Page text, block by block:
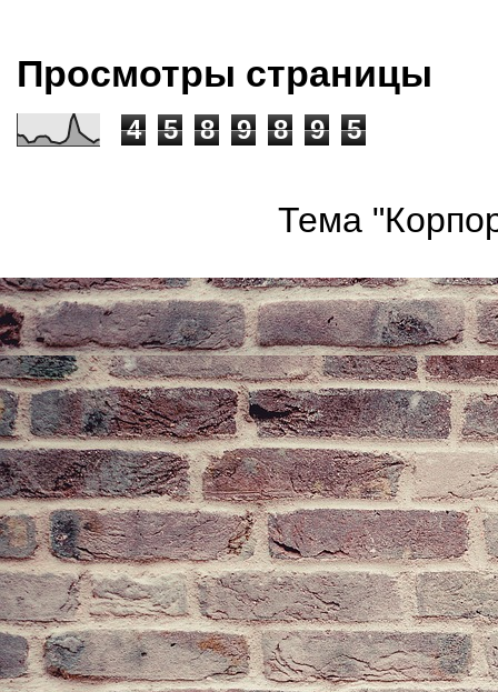
Просмотры страницы
4 5 8 9 8 9 5
Тема